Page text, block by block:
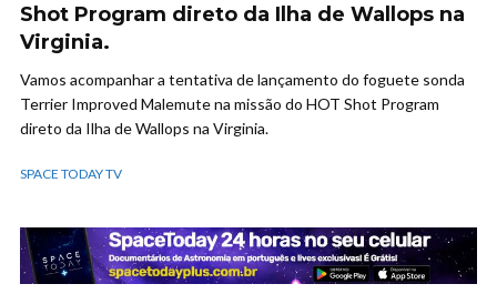
Shot Program direto da Ilha de Wallops na
Virginia.
Vamos acompanhar a tentativa de lançamento do foguete sonda
Terrier Improved Malemute na missão do HOT Shot Program
direto da Ilha de Wallops na Virginia.
SPACE TODAY TV